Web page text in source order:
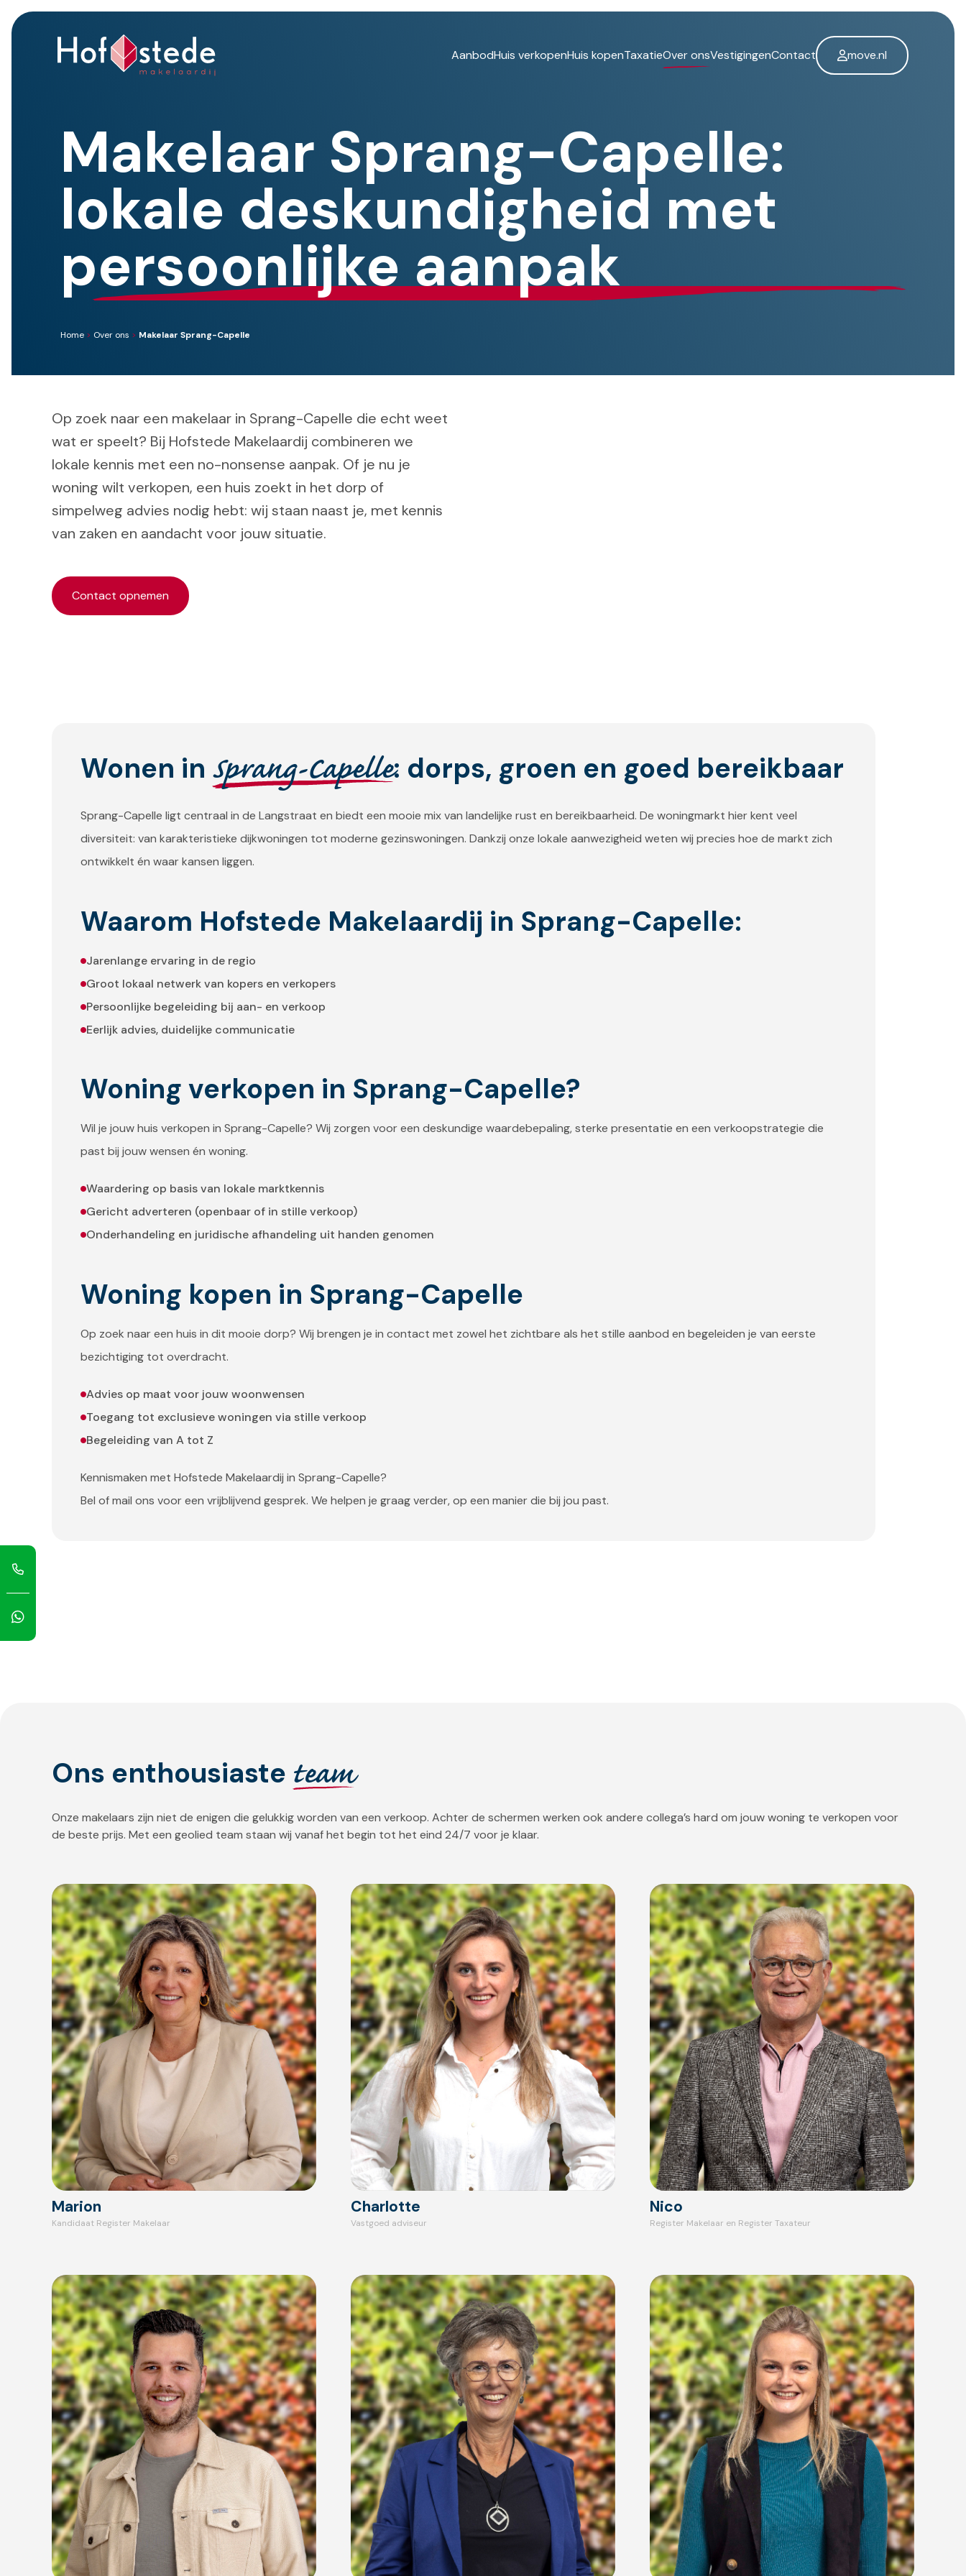
AanbodHuis verkopenHuis kopenTaxatieOver onsVestigingenContact move.nl
Makelaar Sprang-Capelle:
lokale deskundigheid met
persoonlijke aanpak
Home > Over ons > Makelaar Sprang-Capelle
Op zoek naar een makelaar in Sprang-Capelle die echt weet
wat er speelt? Bij Hofstede Makelaardij combineren we
lokale kennis met een no-nonsense aanpak. Of je nu je
woning wilt verkopen, een huis zoekt in het dorp of
simpelweg advies nodig hebt: wij staan naast je, met kennis
van zaken en aandacht voor jouw situatie.
Contact opnemen
Wonen in Sprang-Capelle: dorps, groen en goed bereikbaar
Sprang-Capelle ligt centraal in de Langstraat en biedt een mooie mix van landelijke rust en bereikbaarheid. De woningmarkt hier kent veel
diversiteit: van karakteristieke dijkwoningen tot moderne gezinswoningen. Dankzij onze lokale aanwezigheid weten wij precies hoe de markt zich
ontwikkelt én waar kansen liggen.
Waarom Hofstede Makelaardij in Sprang-Capelle:
Jarenlange ervaring in de regio
Groot lokaal netwerk van kopers en verkopers
Persoonlijke begeleiding bij aan- en verkoop
Eerlijk advies, duidelijke communicatie
Woning verkopen in Sprang-Capelle?
Wil je jouw huis verkopen in Sprang-Capelle? Wij zorgen voor een deskundige waardebepaling, sterke presentatie en een verkoopstrategie die
past bij jouw wensen én woning.
Waardering op basis van lokale marktkennis
Gericht adverteren (openbaar of in stille verkoop)
Onderhandeling en juridische afhandeling uit handen genomen
Woning kopen in Sprang-Capelle
Op zoek naar een huis in dit mooie dorp? Wij brengen je in contact met zowel het zichtbare als het stille aanbod en begeleiden je van eerste
bezichtiging tot overdracht.
Advies op maat voor jouw woonwensen
Toegang tot exclusieve woningen via stille verkoop
Begeleiding van A tot Z
Kennismaken met Hofstede Makelaardij in Sprang-Capelle?
Bel of mail ons voor een vrijblijvend gesprek. We helpen je graag verder, op een manier die bij jou past.
Ons enthousiaste team
Onze makelaars zijn niet de enigen die gelukkig worden van een verkoop. Achter de schermen werken ook andere collega’s hard om jouw woning te verkopen voor
de beste prijs. Met een geolied team staan wij vanaf het begin tot het eind 24/7 voor je klaar.
Marion
Kandidaat Register Makelaar
Charlotte
Vastgoed adviseur
Nico
Register Makelaar en Register Taxateur